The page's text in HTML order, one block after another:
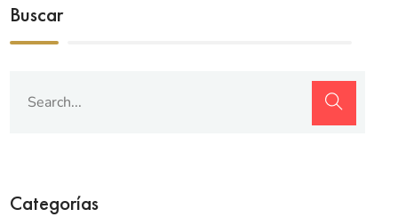
Buscar
Categorías